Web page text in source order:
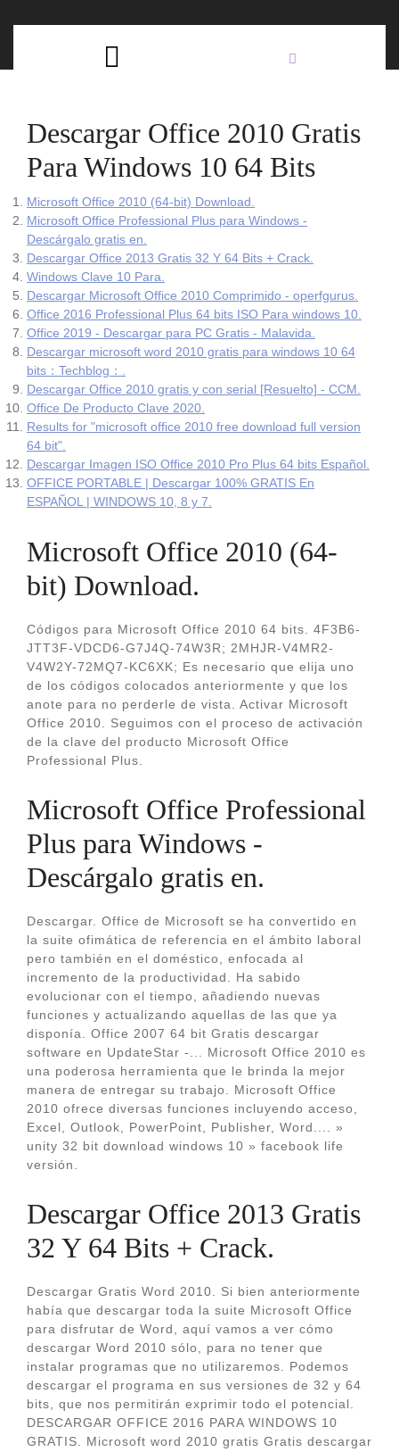
Descargar Office 2010 Gratis
Para Windows 10 64 Bits
Microsoft Office 2010 (64-bit) Download.
Microsoft Office Professional Plus para Windows -
Descárgalo gratis en.
Descargar Office 2013 Gratis 32 Y 64 Bits + Crack.
Windows Clave 10 Para.
Descargar Microsoft Office 2010 Comprimido - operfgurus.
Office 2016 Professional Plus 64 bits ISO Para windows 10.
Office 2019 - Descargar para PC Gratis - Malavida.
Descargar microsoft word 2010 gratis para windows 10 64
bits：Techblog：.
Descargar Office 2010 gratis y con serial [Resuelto] - CCM.
Office De Producto Clave 2020.
Results for "microsoft office 2010 free download full version
64 bit".
Descargar Imagen ISO Office 2010 Pro Plus 64 bits Español.
OFFICE PORTABLE | Descargar 100% GRATIS En
ESPAÑOL | WINDOWS 10, 8 y 7.
Microsoft Office 2010 (64-
bit) Download.
Códigos para Microsoft Office 2010 64 bits. 4F3B6-
JTT3F-VDCD6-G7J4Q-74W3R; 2MHJR-V4MR2-
V4W2Y-72MQ7-KC6XK; Es necesario que elija uno
de los códigos colocados anteriormente y que los
anote para no perderle de vista. Activar Microsoft
Office 2010. Seguimos con el proceso de activación
de la clave del producto Microsoft Office
Professional Plus.
Microsoft Office Professional
Plus para Windows -
Descárgalo gratis en.
Descargar. Office de Microsoft se ha convertido en
la suite ofimática de referencia en el ámbito laboral
pero también en el doméstico, enfocada al
incremento de la productividad. Ha sabido
evolucionar con el tiempo, añadiendo nuevas
funciones y actualizando aquellas de las que ya
disponía. Office 2007 64 bit Gratis descargar
software en UpdateStar -... Microsoft Office 2010 es
una poderosa herramienta que le brinda la mejor
manera de entregar su trabajo. Microsoft Office
2010 ofrece diversas funciones incluyendo acceso,
Excel, Outlook, PowerPoint, Publisher, Word.... »
unity 32 bit download windows 10 » facebook life
versión.
Descargar Office 2013 Gratis
32 Y 64 Bits + Crack.
Descargar Gratis Word 2010. Si bien anteriormente
había que descargar toda la suite Microsoft Office
para disfrutar de Word, aquí vamos a ver cómo
descargar Word 2010 sólo, para no tener que
instalar programas que no utilizaremos. Podemos
descargar el programa en sus versiones de 32 y 64
bits, que nos permitirán exprimir todo el potencial.
DESCARGAR OFFICE 2016 PARA WINDOWS 10
GRATIS. Microsoft word 2010 gratis Gratis descargar